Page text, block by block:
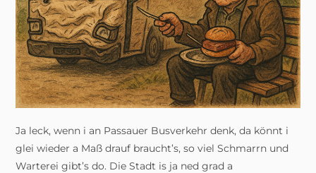
Ja leck, wenn i an Passauer Busverkehr denk, da könnt i
glei wieder a Maß drauf braucht’s, so viel Schmarrn und
Warterei gibt’s do. Die Stadt is ja ned grad a